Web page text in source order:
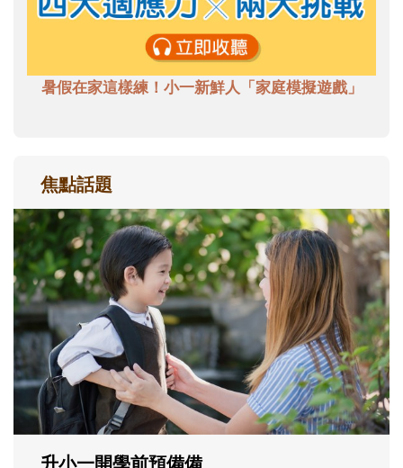
暑假在家這樣練！小一新鮮人「家庭模擬遊戲」
焦點話題
和孩子一起長大的那個男人│讀懂父親的
不同模樣
沒有人天生就擅長當爸爸！男人總是在一次
次「前所未有」的體驗中，跟著孩子一起長
大。從給予安全感的肢體遊戲，到獨立自
主、角色認同及解決問題的能力養成。爸爸
正嘗試用不同的模樣，參與孩子每個重要的